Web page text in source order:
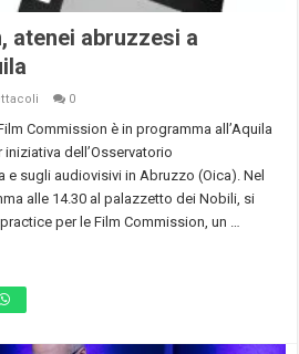
atenei abruzzesi a
0
Commission è in programma all’Aquila
dell’Osservatorio
e sugli audiovisivi in Abruzzo (Oica). Nel
alle 14.30 al palazzetto dei Nobili, si
per le Film Commission, un …